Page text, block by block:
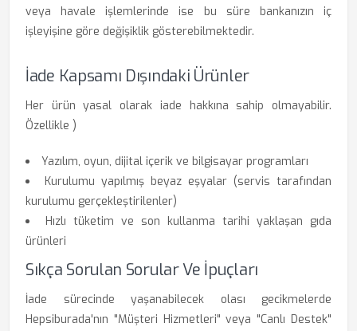
veya havale işlemlerinde ise bu süre bankanızın iç
işleyişine göre değişiklik gösterebilmektedir.
İade Kapsamı Dışındaki Ürünler
Her ürün yasal olarak iade hakkına sahip olmayabilir.
Özellikle )
Yazılım, oyun, dijital içerik ve bilgisayar programları
Kurulumu yapılmış beyaz eşyalar (servis tarafından
kurulumu gerçekleştirilenler)
Hızlı tüketim ve son kullanma tarihi yaklaşan gıda
ürünleri
Sıkça Sorulan Sorular Ve İpuçları
İade sürecinde yaşanabilecek olası gecikmelerde
Hepsiburada'nın "Müşteri Hizmetleri" veya "Canlı Destek"